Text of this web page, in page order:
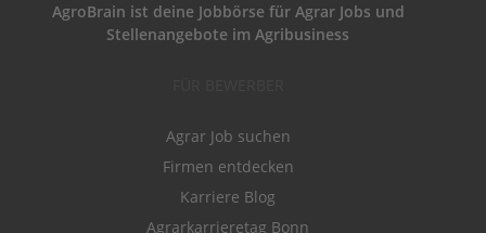
AgroBrain ist deine Jobbörse für Agrar Jobs und
Stellenangebote im Agribusiness
Agrar Job suchen
Firmen entdecken
Karriere Blog
Agrarkarrieretag Bonn